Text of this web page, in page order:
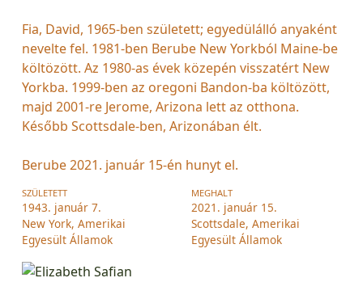
Fia, David, 1965-ben született; egyedülálló anyaként
nevelte fel. 1981-ben Berube New Yorkból Maine-be
költözött. Az 1980-as évek közepén visszatért New
Yorkba. 1999-ben az oregoni Bandon-ba költözött,
majd 2001-re Jerome, Arizona lett az otthona.
Később Scottsdale-ben, Arizonában élt.
Berube 2021. január 15-én hunyt el.
SZÜLETETT
1943. január 7.
New York, Amerikai
Egyesült Államok
MEGHALT
2021. január 15.
Scottsdale, Amerikai
Egyesült Államok